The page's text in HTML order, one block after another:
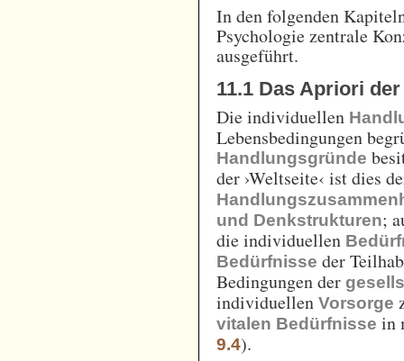
In den folgenden
Psychologie zentrale
ausgeführt.
11.1 Das Apriori
Die individuellen
Lebensbedingungen
Handlungsgründe
der ›Weltseite‹ ist dies
und Denkstrukturen;
die individuellen
Bedürfnisse der
Bedingungen der
individuellenVorsorge
vitalen Bedürfnisse in
9.4).